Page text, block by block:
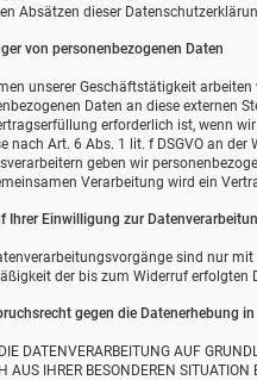
Absätzen dieser
von personenbezogenen Daten
unserer Geschäftstätigkeit
Daten an diese externen
erforderlich ist, wenn
nach Art. 6 Abs. 1 lit. f DSGVO an
geben wir
Verarbeitung wird ein
Ihrer Einwilligung zur
sind nur
der bis zum Widerruf
gegen die Datenerhebung
DATENVERARBEITUNG AUF
AUS IHRER BESONDEREN